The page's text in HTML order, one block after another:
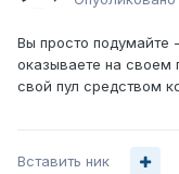
Вы просто подумайте
оказываете на своем
свой пул средством
Вставить ник